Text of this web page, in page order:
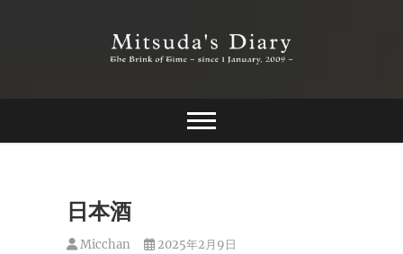
Mitsuda's Diary
日本酒
Micchan 2025年2月9日